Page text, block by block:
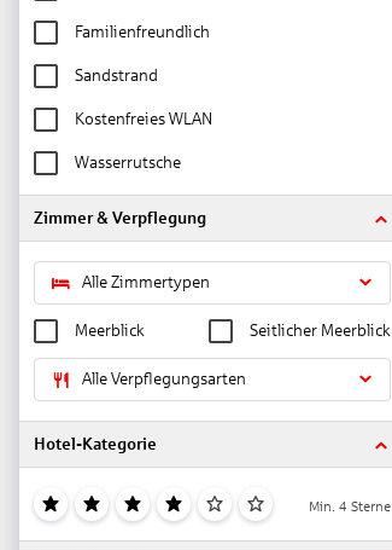
Familienfreundlich
Sandstrand
Kostenfreies WLAN
Wasserrutsche
Zimmer & Verpflegung
Alle Zimmertypen
Meerblick Seitlicher Meerblick
Alle Verpflegungsarten
Hotel-Kategorie
Min. 4 Sterne